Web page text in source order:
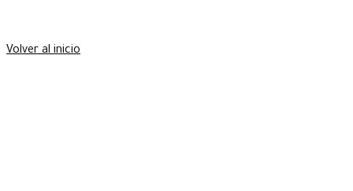
Volver al inicio